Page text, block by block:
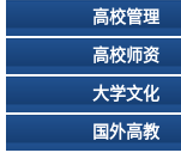
高校管理
高校师资
大学文化
国外高教